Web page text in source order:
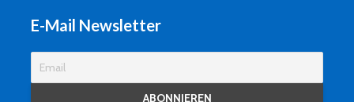
E-Mail Newsletter